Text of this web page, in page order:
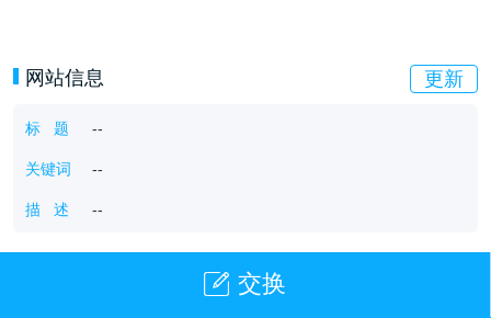
网站信息 更新
标 题 --
关键词 --
描 述 --
交换